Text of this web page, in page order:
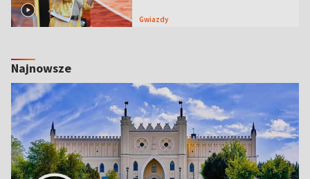
Gwiazdy
Najnowsze